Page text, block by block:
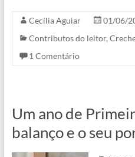
Cecília Aguiar
01/06/
Contributos do leitor,
1 Comentário
Um ano de
balanço e o seu